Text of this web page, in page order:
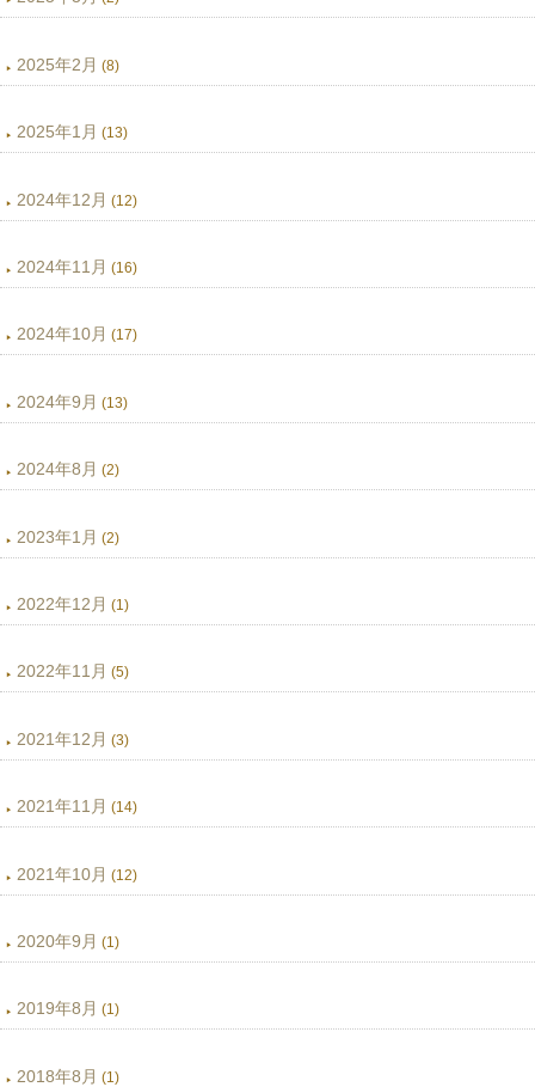
2025年2月 (8)
2025年1月 (13)
2024年12月 (12)
2024年11月 (16)
2024年10月 (17)
2024年9月 (13)
2024年8月 (2)
2023年1月 (2)
2022年12月 (1)
2022年11月 (5)
2021年12月 (3)
2021年11月 (14)
2021年10月 (12)
2020年9月 (1)
2019年8月 (1)
2018年8月 (1)